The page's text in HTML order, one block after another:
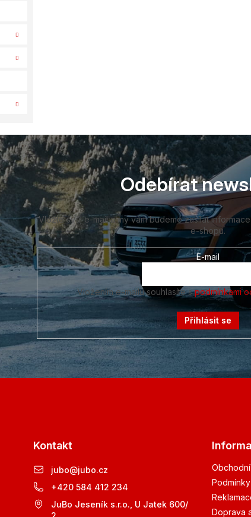
Odebírat
Vložte svůj e-mail a my vám budeme zasílat
e-shopu.
E-mail
Vložením e-mailu souhlasíte spodmínkami
Přihlásit se
Kontakt
jubo@jubo.cz
+420 584 412 234
JuBo Jeseník s.r.o., U Jatek 600/
Doprava